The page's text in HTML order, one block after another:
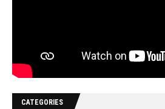
CATEGORIES